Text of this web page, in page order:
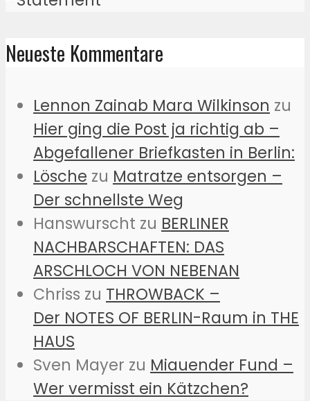
Neueste Kommentare
Lennon Zainab Mara Wilkinson zu
Hier ging die Post ja richtig ab –
Abgefallener Briefkasten in Berlin:
Lösche zu Matratze entsorgen –
Der schnellste Weg
Hanswurscht zu BERLINER
NACHBARSCHAFTEN: DAS
ARSCHLOCH VON NEBENAN
Chriss zu THROWBACK –
Der NOTES OF BERLIN-Raum in THE
HAUS
Sven Mayer zu Miauender Fund –
Wer vermisst ein Kätzchen?